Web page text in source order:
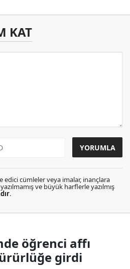
KAT
edici cümleler veya imalar, inançlara
ve büyük harflerle yazılmış
.
öğrenci affı
girdi